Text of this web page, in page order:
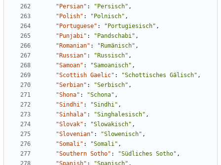
"Persian" : "Persisch" ,
"Polish" : "Polnisch" ,
"Portuguese" : "Portugiesisch" ,
"Punjabi" : "Pandschabi" ,
"Romanian" : "Rumänisch" ,
"Russian" : "Russisch" ,
"Samoan" : "Samoanisch" ,
"Scottish Gaelic" : "Schottisches Gälisch" ,
"Serbian" : "Serbisch" ,
"Shona" : "Schona" ,
"Sindhi" : "Sindhi" ,
"Sinhala" : "Singhalesisch" ,
"Slovak" : "Slowakisch" ,
"Slovenian" : "Slowenisch" ,
"Somali" : "Somali" ,
"Southern Sotho" : "Südliches Sotho" ,